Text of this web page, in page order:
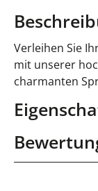
Verleihen Sie
mit unserer
charmanten